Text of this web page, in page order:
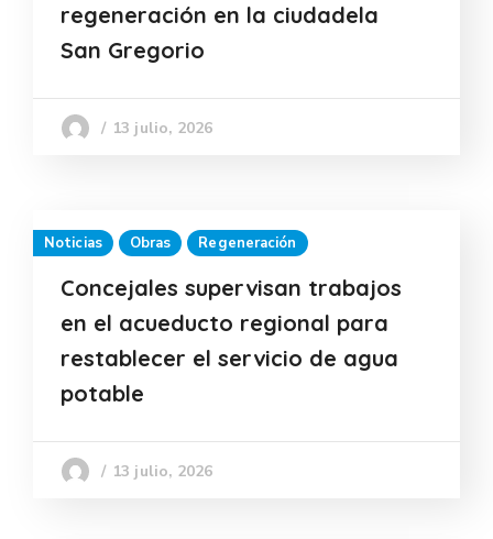
regeneración en la ciudadela
San Gregorio
13 julio, 2026
Noticias Obras Regeneración
Concejales supervisan trabajos
en el acueducto regional para
restablecer el servicio de agua
potable
13 julio, 2026